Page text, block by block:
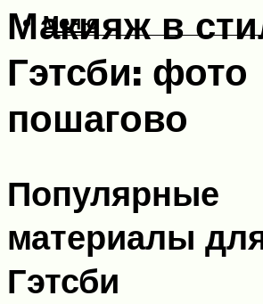
Меню
Макияж в
Гэтсби: фото
пошагово
Популярные
материалы
Гэтсби